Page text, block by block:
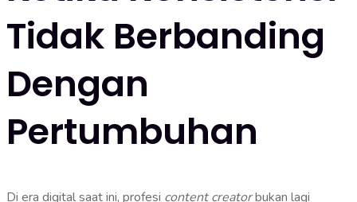
Tidak Berbanding
Dengan
Pertumbuhan
Di era digital saat ini, profesi content creatorbukan lagi